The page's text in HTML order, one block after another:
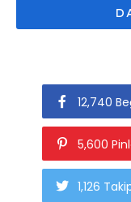
12,740
5,600
1,126